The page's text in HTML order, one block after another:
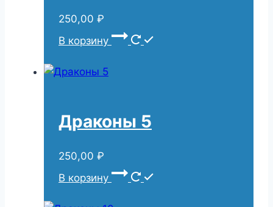
250,00 ₽
В корзину
Драконы 5
250,00 ₽
В корзину